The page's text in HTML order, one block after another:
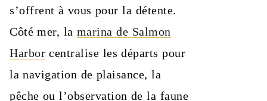
s’offrent à vous pour la détente.
Côté mer, la marina de Salmon
Harbor centralise les départs pour
la navigation de plaisance, la
pêche ou l’observation de la faune